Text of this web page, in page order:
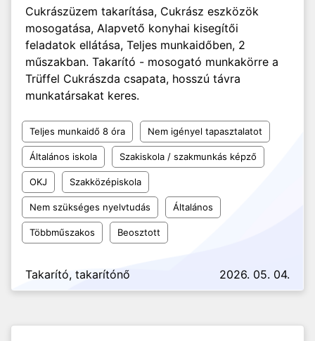
Cukrászüzem takarítása, Cukrász eszközök
mosogatása, Alapvető konyhai kisegítői
feladatok ellátása, Teljes munkaidőben, 2
műszakban. Takarító - mosogató munkakörre a
Trüffel Cukrászda csapata, hosszú távra
munkatársakat keres.
Teljes munkaidő 8 óra Nem igényel tapasztalatot
Általános iskola Szakiskola / szakmunkás képző
OKJ Szakközépiskola
Nem szükséges nyelvtudás Általános
Többműszakos Beosztott
Takarító, takarítónő 2026. 05. 04.